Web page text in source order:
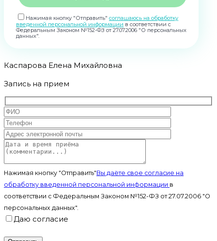
Нажимая кнопку "Отправить" соглашаюсь на обработку
введенной персональной информации в соответствии с
Федеральным Законом №152-ФЗ от 27.07.2006 "О персональных
данных".
Каспарова Елена Михайловна
Запись на прием
Нажимая кнопку "Отправить"Вы даёте свое согласие на
обработку введенной персональной информации в
соответствии с Федеральным Законом №152-ФЗ от 27.07.2006 "О
персональных данных".
Даю согласие